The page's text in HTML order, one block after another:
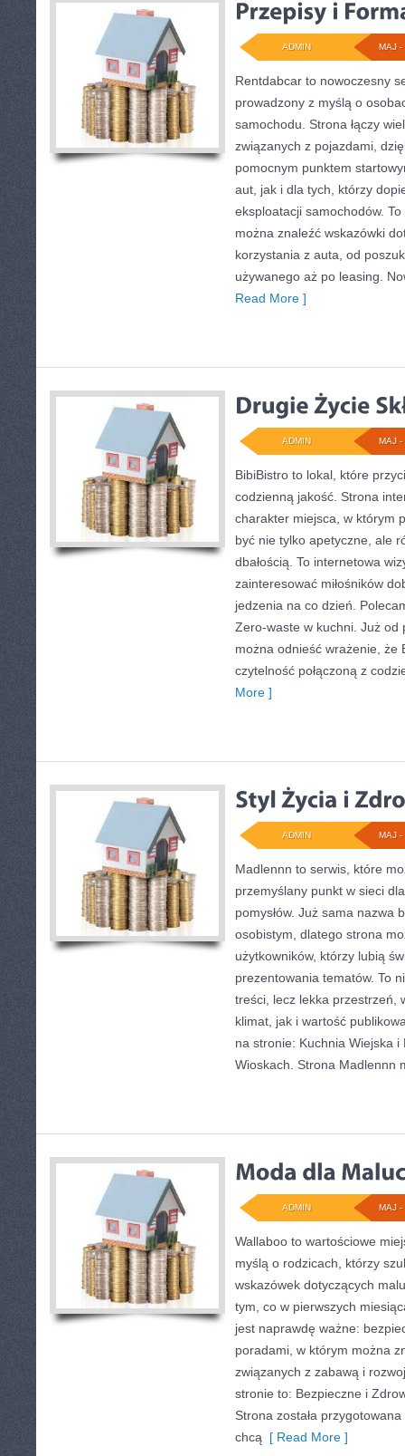
MAJ -
ADMIN
Rentdabcar to nowoczesny
prowadzony z myślą o
samochodu. Strona łączy
związanych z pojazdami,
pomocnym punktem
aut, jak i dla tych, którzy
eksploatacji samochodów.
można znaleźć wskazówki
korzystania z auta, od
używanego aż po leasing.
Read More ]
MAJ -
ADMIN
BibiBistro to lokal, które
codzienną jakość. Strona
charakter miejsca, w którym
być nie tylko apetyczne, ale
dbałością. To internetowa
zainteresować miłośników
jedzenia na co dzień.
Zero-waste w kuchni. Już od
można odnieść wrażenie, że
czytelność połączoną z
More ]
MAJ -
ADMIN
Madlennn to serwis, które
przemyślany punkt w sieci
pomysłów. Już sama nazwa
osobistym, dlatego strona
użytkowników, którzy lubią
prezentowania tematów. To
treści, lecz lekka przestrzeń,
klimat, jak i wartość
na stronie: Kuchnia Wiejska i
Wioskach. Strona Madlennn
MAJ -
ADMIN
Wallaboo to wartościowe
myślą o rodzicach, którzy
wskazówek dotyczących
tym, co w pierwszych
jest naprawdę ważne:
poradami, w którym można
związanych z zabawą i
stronie to: Bezpieczne i
Strona została
chcą [ Read More ]